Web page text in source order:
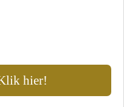
hier!